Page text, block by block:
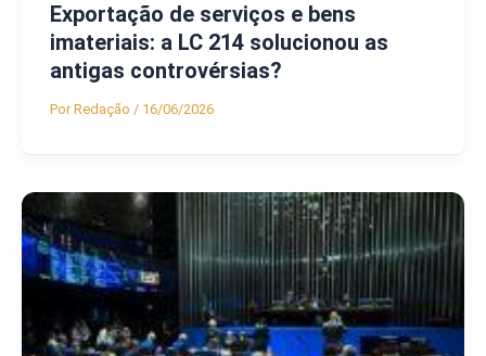
Exportação de serviços e bens
imateriais: a LC 214 solucionou as
antigas controvérsias?
PorRedação / 16/06/2026